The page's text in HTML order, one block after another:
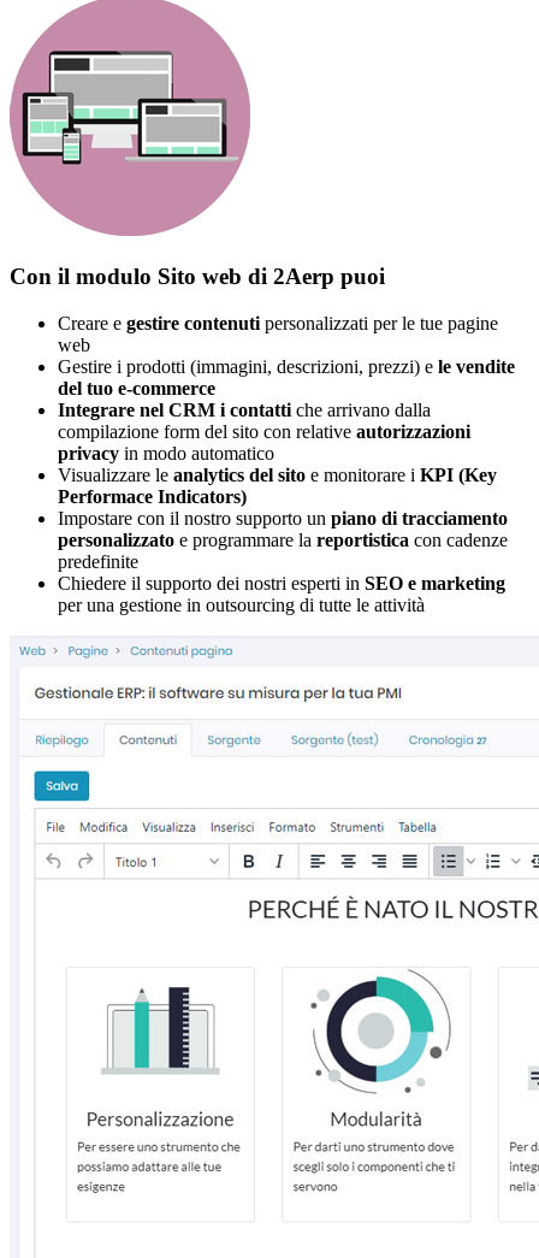
Con il modulo Sito web di 2Aerp puoi
Creare e gestire contenuti personalizzati per le tue pagine
web
Gestire i prodotti (immagini, descrizioni, prezzi) e le vendite
del tuo e-commerce
Integrare nel CRM i contatti che arrivano dalla
compilazione form del sito con relative autorizzazioni
privacy in modo automatico
Visualizzare le analytics del sito e monitorare i KPI (Key
Performace Indicators)
Impostare con il nostro supporto un piano di tracciamento
personalizzato e programmare la reportistica con cadenze
predefinite
Chiedere il supporto dei nostri esperti in SEO e marketing
per una gestione in outsourcing di tutte le attività